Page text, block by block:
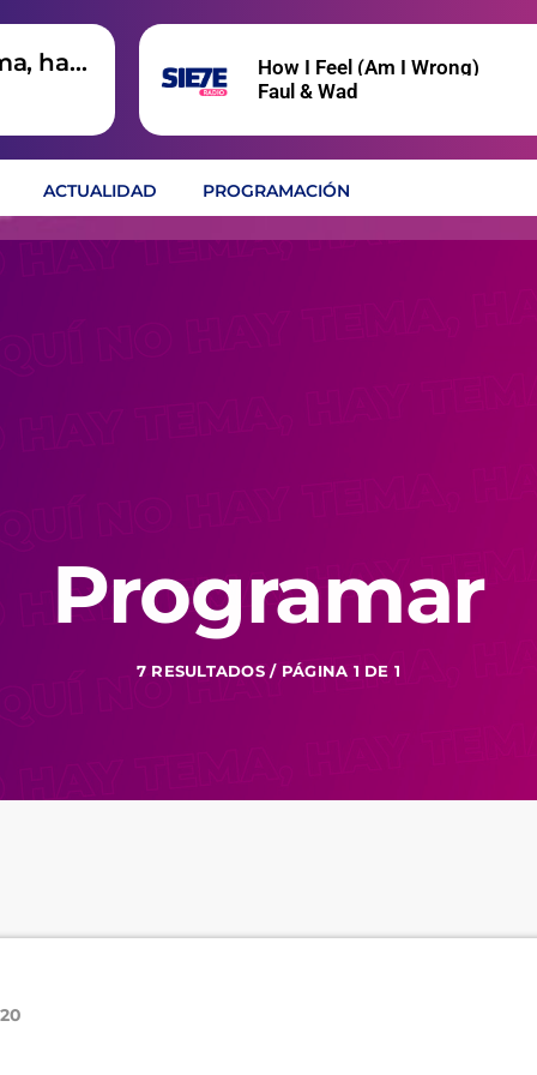
hay
How I Feel (Am I Wrong)
Faul & Wad
ACTUALIDAD PROGRAMACIÓN
Programar
7 RESULTADOS / PÁGINA 1 DE 1